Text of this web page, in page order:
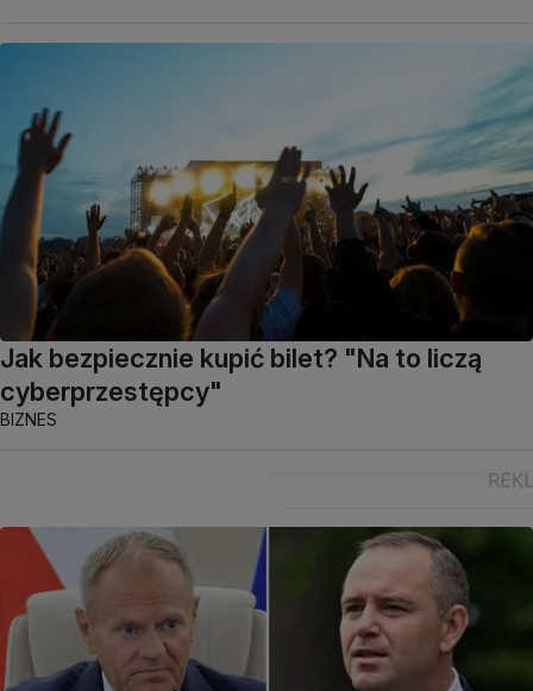
Jak bezpiecznie kupić bilet? "Na to liczą
cyberprzestępcy"
BIZNES